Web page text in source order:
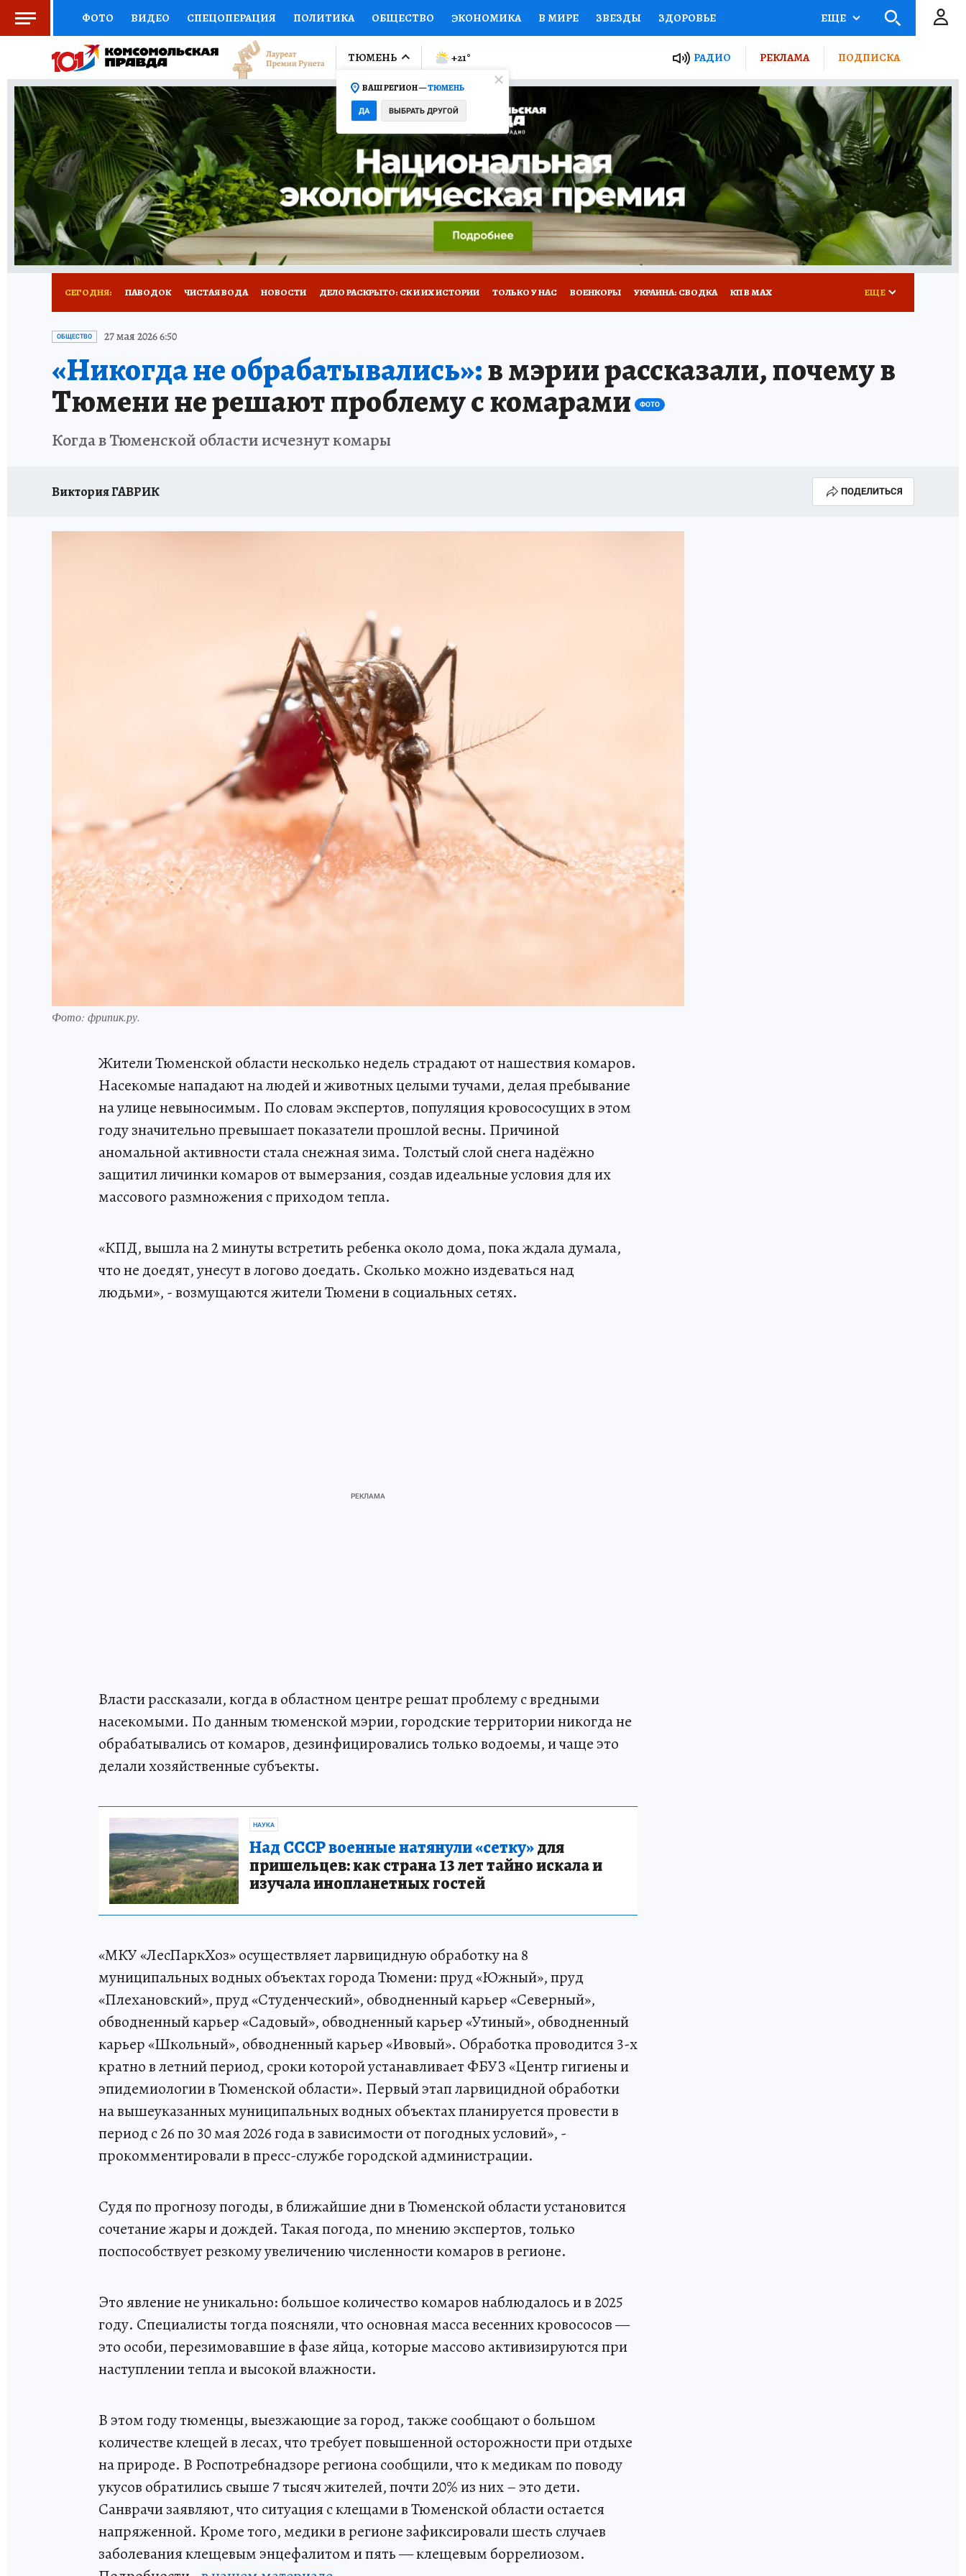
ФОТО ВИДЕО СПЕЦОПЕРАЦИЯ ПОЛИТИКА ОБЩЕСТВО ЭКОНОМИКА В МИРЕ ЗВЕЗДЫ ЗДОРОВЬЕ
СОЦПОДДЕРЖКА НАУКА СПОРТ КОЛУМНИСТЫ ПРОИСШЕСТВИЯ НАЦИОНАЛЬНЫЕ ПРОЕКТЫ РОССИИ
ВЫБОР ЭКСПЕРТОВ ДОКТОР ФИНАНСЫ ОТКРЫВАЕМ МИР Я ЗНАЮ СЕМЬЯ ЖЕНСКИЕ СЕКРЕТЫ ПУТЕВОДИТЕЛЬ
КНИЖНАЯ ПОЛКА ПРОГНОЗЫ НА СПОРТ ПРОМОКОДЫ СЕРИАЛЫ СПЕЦПРОЕКТЫ ДЕФИЦИТ ЖЕЛЕЗА ТУРИЗМ
ПРЕСС-ЦЕНТР НЕДВИЖИМОСТЬ ТЕЛЕВИЗОР КОЛЛЕКЦИИ КОНКУРСЫ РАБОТА У НАС ГИД ПОТРЕБИТЕЛЯ ВСЕ О КП
РАДИО КП РЕКЛАМА ТЕСТЫ НОВОЕ НА САЙТЕ
ЕЩЕ
ТЮМЕНЬ
ВАШ РЕГИОН —ТЮМЕНЬ
ДА ВЫБРАТЬ ДРУГОЙ
+21° РАДИО РЕКЛАМА ПОДПИСКА
СЕГОДНЯ: ПАВОДОК ЧИСТАЯ ВОДА НОВОСТИ ДЕЛО РАСКРЫТО: СК И ИХ ИСТОРИИ ТОЛЬКО У НАС ВОЕНКОРЫ УКРАИНА: СВОДКА КП В МАХ
ОТДЫХ В РОССИИ
ЕЩЕ
ОБЩЕСТВО 27 мая 2026 6:50
«Никогда не обрабатывались»:в мэрии рассказали, почему в
Тюмени не решают проблему с комарами ФОТО
Когда в Тюменской области исчезнут комары
Виктория ГАВРИК ПОДЕЛИТЬСЯ
Фото: фрипик.ру.
Жители Тюменской области несколько недель страдают от нашествия комаров.
Насекомые нападают на людей и животных целыми тучами, делая пребывание
на улице невыносимым. По словам экспертов, популяция кровососущих в этом
году значительно превышает показатели прошлой весны. Причиной
аномальной активности стала снежная зима. Толстый слой снега надёжно
защитил личинки комаров от вымерзания, создав идеальные условия для их
массового размножения с приходом тепла.
«КПД, вышла на 2 минуты встретить ребенка около дома, пока ждала думала,
что не доедят, унесут в логово доедать. Сколько можно издеваться над
людьми», - возмущаются жители Тюмени в социальных сетях.
Власти рассказали, когда в областном центре решат проблему с вредными
насекомыми. По данным тюменской мэрии, городские территории никогда не
обрабатывались от комаров, дезинфицировались только водоемы, и чаще это
делали хозяйственные субъекты.
НАУКА
Над СССР военные натянули «сетку»для
пришельцев: как страна 13 лет тайно искала и
изучала инопланетных гостей
«МКУ «ЛесПаркХоз» осуществляет ларвицидную обработку на 8
муниципальных водных объектах города Тюмени: пруд «Южный», пруд
«Плехановский», пруд «Студенческий», обводненный карьер «Северный»,
обводненный карьер «Садовый», обводненный карьер «Утиный», обводненный
карьер «Школьный», обводненный карьер «Ивовый». Обработка проводится 3-х
кратно в летний период, сроки которой устанавливает ФБУЗ «Центр гигиены и
эпидемиологии в Тюменской области». Первый этап ларвицидной обработки
на вышеуказанных муниципальных водных объектах планируется провести в
период с 26 по 30 мая 2026 года в зависимости от погодных условий», -
прокомментировали в пресс-службе городской администрации.
Судя по прогнозу погоды, в ближайшие дни в Тюменской области установится
сочетание жары и дождей. Такая погода, по мнению экспертов, только
поспособствует резкому увеличению численности комаров в регионе.
Это явление не уникально: большое количество комаров наблюдалось и в 2025
году. Специалисты тогда поясняли, что основная масса весенних кровососов —
это особи, перезимовавшие в фазе яйца, которые массово активизируются при
наступлении тепла и высокой влажности.
В этом году тюменцы, выезжающие за город, также сообщают о большом
количестве клещей в лесах, что требует повышенной осторожности при отдыхе
на природе. В Роспотребнадзоре региона сообщили, что к медикам по поводу
укусов обратились свыше 7 тысяч жителей, почти 20% из них – это дети.
Санврачи заявляют, что ситуация с клещами в Тюменской области остается
напряженной. Кроме того, медики в регионе зафиксировали шесть случаев
заболевания клещевым энцефалитом и пять — клещевым боррелиозом.